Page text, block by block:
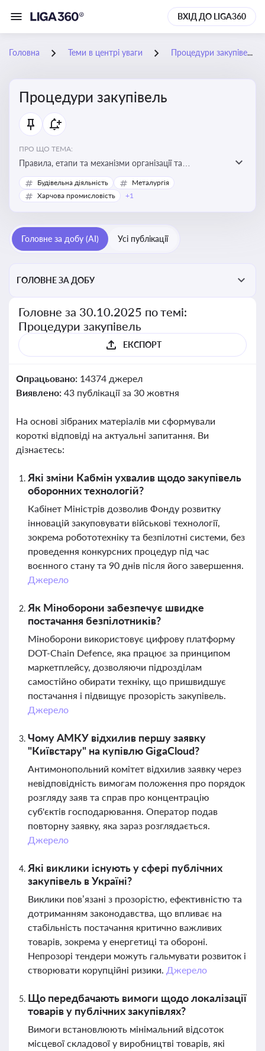
ВХІД ДО LIGA360
Головна Теми в центрі уваги Процедури закупівель
Процедури закупівель
ПРО ЩО ТЕМА:
Правила, етапи та механізми організації та
проведення закупівель товарів, робіт та послуг за
державні чи публічні кошти
Будівельна діяльність
Металургія
Харчова промисловість
+1
Головне за добу (AI) Усі публікації
ГОЛОВНЕ ЗА ДОБУ
Головне за 30.10.2025 по темі:
Процедури закупівель
ЕКСПОРТ
Опрацьовано: 14374 джерел
Виявлено: 43 публікації за 30 жовтня
На основі зібраних матеріалів ми сформували
короткі відповіді на актуальні запитання. Ви
дізнаєтесь:
Які зміни Кабмін ухвалив щодо закупівель
оборонних технологій?
Кабінет Міністрів дозволив Фонду розвитку
інновацій закуповувати військові технології,
зокрема робототехніку та безпілотні системи, без
проведення конкурсних процедур під час
воєнного стану та 90 днів після його завершення.
Джерело
Як Міноборони забезпечує швидке
постачання безпілотників?
Міноборони використовує цифрову платформу
DOT-Chain Defence, яка працює за принципом
маркетплейсу, дозволяючи підрозділам
самостійно обирати техніку, що пришвидшує
постачання і підвищує прозорість закупівель.
Джерело
Чому АМКУ відхилив першу заявку
"Київстару" на купівлю GigaCloud?
Антимонопольний комітет відхилив заявку через
невідповідність вимогам положення про порядок
розгляду заяв та справ про концентрацію
суб'єктів господарювання. Оператор подав
повторну заявку, яка зараз розглядається.
Джерело
Які виклики існують у сфері публічних
закупівель в Україні?
Виклики пов’язані з прозорістю, ефективністю та
дотриманням законодавства, що впливає на
стабільність постачання критично важливих
товарів, зокрема у енергетиці та обороні.
Непрозорі тендери можуть гальмувати розвиток і
створювати корупційні ризики. Джерело
Що передбачають вимоги щодо локалізації
товарів у публічних закупівлях?
Вимоги встановлюють мінімальний відсоток
місцевої складової у виробництві товарів, які